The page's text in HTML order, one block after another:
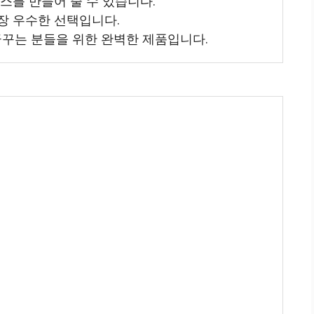
우수한 선택입니다.
는 분들을 위한 완벽한 제품입니다.